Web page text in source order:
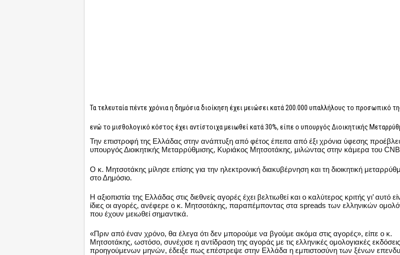
Τα τελευταία πέντε χρόνια η δημόσια διοίκηση έχει μειώσει κατά 200.000 υπαλλήλους το προσωπικό
ενώ το μισθολογικό κόστος έχει αντίστοιχα μειωθεί κατά 30%, είπε ο υπουργός Διοικητικής
Την επιστροφή της Ελλάδας στην ανάπτυξη από φέτος έπειτα από έξι χρόνια ύφεσης
υπουργός Διοικητικής Μεταρρύθμισης, Κυριάκος Μητσοτάκης, μιλώντας στην κάμερα του
Ο κ. Μητσοτάκης μίλησε επίσης για την ηλεκτρονική διακυβέρνηση και τη διοικητική
στο Δημόσιο.
Η αξιοπιστία της Ελλάδας στις διεθνείς αγορές έχει βελτιωθεί και ο καλύτερος κριτής γι’ αυτό
ίδιες οι αγορές, ανέφερε ο κ. Μητσοτάκης, παραπέμποντας στα spreads των ελληνικών
που έχουν μειωθεί σημαντικά.
«Πριν από έναν χρόνο, θα έλεγα ότι δεν μπορούμε να βγούμε ακόμα στις αγορές», είπε ο κ.
Μητσοτάκης, ωστόσο, συνέχισε η αντίδραση της αγοράς με τις ελληνικές ομολογιακές
προηγούμενων μηνών, έδειξε πως επέστρεψε στην Ελλάδα η εμπιστοσύνη των ξένων